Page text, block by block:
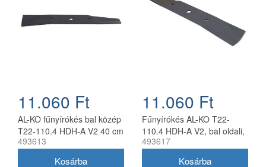
11.060 Ft
AL-KO fűnyírókés bal közép
T22-110.4 HDH-A V2 40 cm
493613
11.060 Ft
Fűnyírókés AL-KO T22-
110.4 HDH-A V2, bal oldali,
40 cm
493617